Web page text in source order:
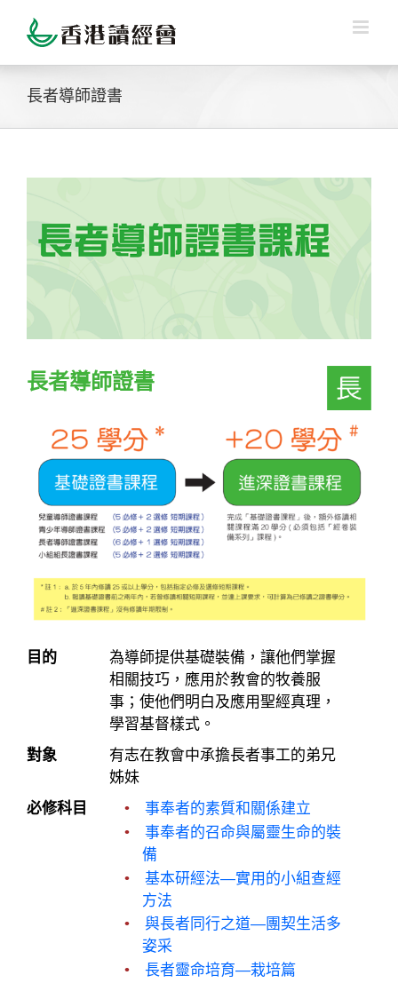
content
長者導師證書
長者導師證書
目的
為導師提供基礎裝備，讓他們掌握
相關技巧，應用於教會的牧養服
事；使他們明白及應用聖經真理，
學習基督樣式。
對象
有志在教會中承擔長者事工的弟兄
姊妹
必修科目
事奉者的素質和關係建立
事奉者的召命與屬靈生命的裝
備
基本研經法—實用的小組查經
方法
與長者同行之道—團契生活多
姿采
長者靈命培育—栽培篇